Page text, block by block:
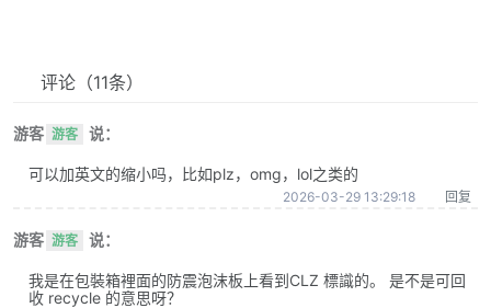
评论 （11条）
游客 游客 说：
可以加英文的缩小吗，比如plz，omg，lol之类的
2026-03-29 13:29:18 回复
游客 游客 说：
我是在包裝箱裡面的防震泡沫板上看到CLZ 標識的。 是不是可回
收 recycle 的意思呀？